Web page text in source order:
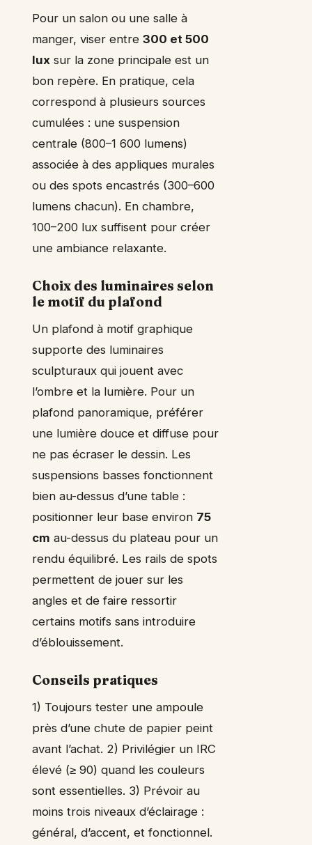
Pour un salon ou une salle à
manger, viser entre 300 et 500
lux sur la zone principale est un
bon repère. En pratique, cela
correspond à plusieurs sources
cumulées : une suspension
centrale (800–1 600 lumens)
associée à des appliques murales
ou des spots encastrés (300–600
lumens chacun). En chambre,
100–200 lux suffisent pour créer
une ambiance relaxante.
Choix des luminaires selon
le motif du plafond
Un plafond à motif graphique
supporte des luminaires
sculpturaux qui jouent avec
l’ombre et la lumière. Pour un
plafond panoramique, préférer
une lumière douce et diffuse pour
ne pas écraser le dessin. Les
suspensions basses fonctionnent
bien au-dessus d’une table :
positionner leur base environ 75
cm au-dessus du plateau pour un
rendu équilibré. Les rails de spots
permettent de jouer sur les
angles et de faire ressortir
certains motifs sans introduire
d’éblouissement.
Conseils pratiques
1) Toujours tester une ampoule
près d’une chute de papier peint
avant l’achat. 2) Privilégier un IRC
élevé (≥ 90) quand les couleurs
sont essentielles. 3) Prévoir au
moins trois niveaux d’éclairage :
général, d’accent, et fonctionnel.